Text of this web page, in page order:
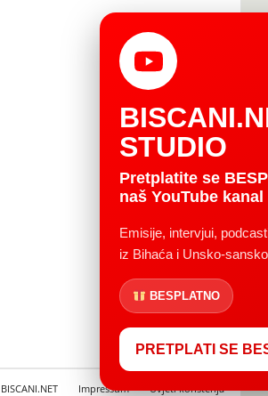
BISCANI.NET Impressum Uvjeti korištenja
STUDIO
Pretplatite se
naš YouTube kanal
Emisije, intervjui,
iz Bihaća i Unsko-
BESPLATNO
PRETPLATI SE